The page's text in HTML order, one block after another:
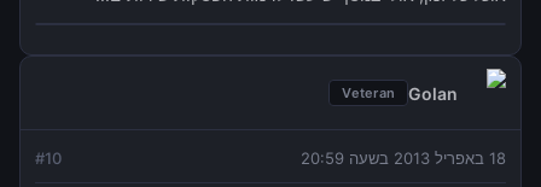
Golan
Veteran
18 באפריל 2013 בשעה 20:59 #10